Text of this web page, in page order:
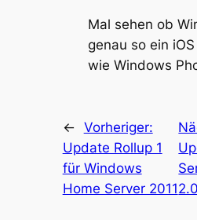
Mal sehen ob
genau so ein
wie Windows
← Vorheriger:
Update Rollup 1
für Windows
Home Server 2011